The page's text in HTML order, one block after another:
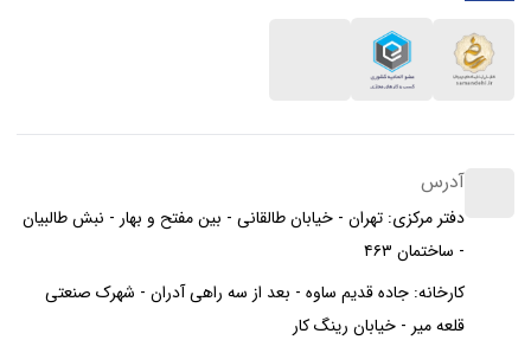
آدرس
دفتر مرکزی: تهران - خیابان طالقانی - بین مفتح و بهار - نبش طالبیان
- ساختمان ۴۶۳
کارخانه: جاده قدیم ساوه - بعد از سه راهی آدران - شهرک صنعتی
قلعه میر - خیابان رینگ کار